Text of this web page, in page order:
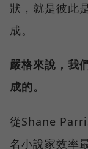
狀，就是彼此
成。
嚴格來說，我
成的。
從Shane
名小說家效率